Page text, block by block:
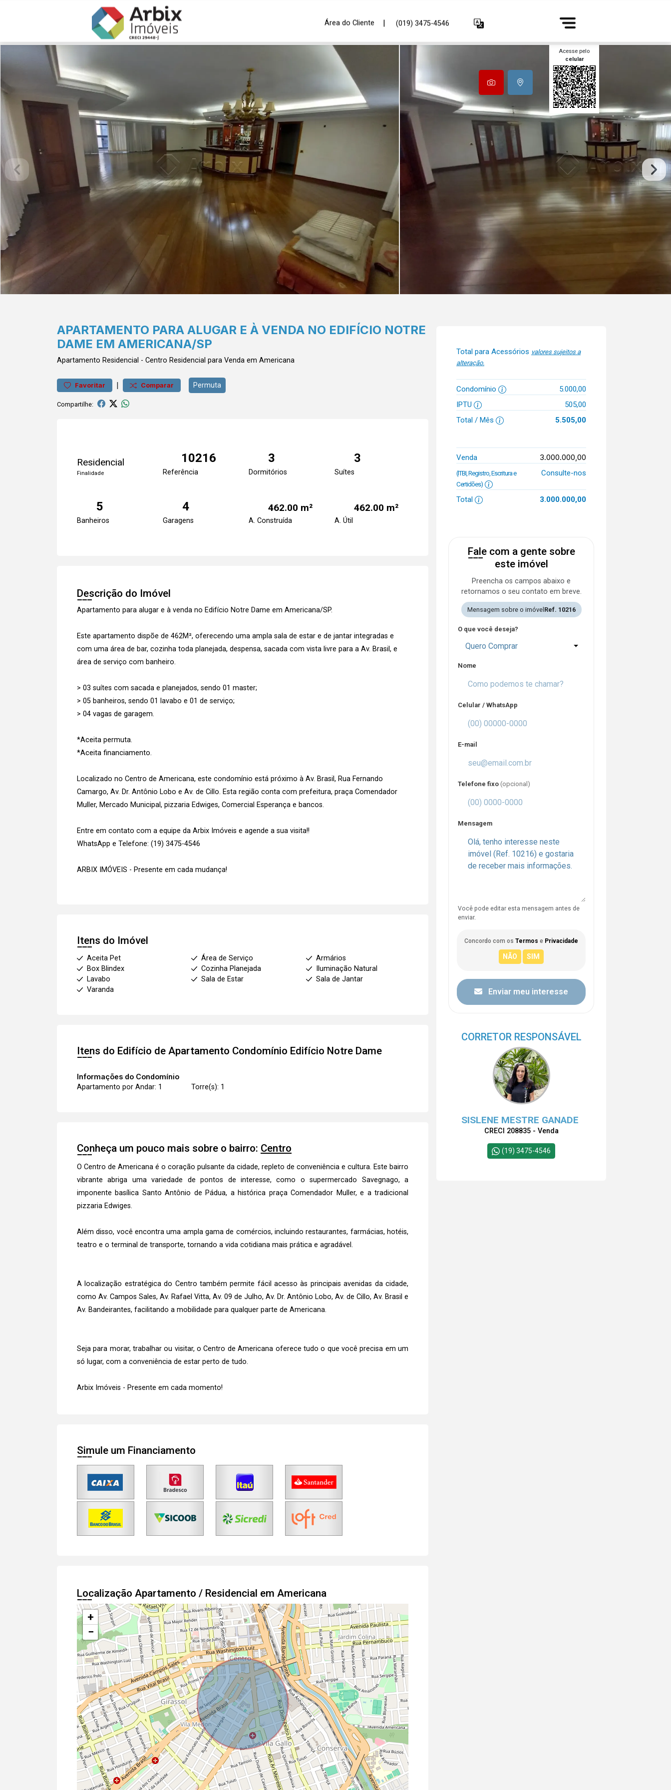
Área do Cliente | (019) 3475-4546
Acesse pelo
celular
APARTAMENTO PARA ALUGAR E À VENDA NO EDIFÍCIO NOTRE
DAME EM AMERICANA/SP
Apartamento Residencial - Centro Residencial para Venda em Americana
Favoritar | Comparar Permuta
Compartilhe:
Residencial
Finalidade
10216
Referência
3
Dormitórios
3
Suítes
5
Banheiros
4
Garagens
462.00 m²
A. Construída
462.00 m²
A. Útil
Descrição do Imóvel
Apartamento para alugar e à venda no Edifício Notre Dame em Americana/SP.
Este apartamento dispõe de 462M², oferecendo uma ampla sala de estar e de jantar integradas e
com uma área de bar, cozinha toda planejada, despensa, sacada com vista livre para a Av. Brasil, e
área de serviço com banheiro.
> 03 suítes com sacada e planejados, sendo 01 master;
> 05 banheiros, sendo 01 lavabo e 01 de serviço;
> 04 vagas de garagem.
*Aceita permuta.
*Aceita financiamento.
Localizado no Centro de Americana, este condomínio está próximo à Av. Brasil, Rua Fernando
Camargo, Av. Dr. Antônio Lobo e Av. de Cillo. Esta região conta com prefeitura, praça Comendador
Muller, Mercado Municipal, pizzaria Edwiges, Comercial Esperança e bancos.
Entre em contato com a equipe da Arbix Imóveis e agende a sua visita!!
WhatsApp e Telefone: (19) 3475-4546
ARBIX IMÓVEIS - Presente em cada mudança!
Itens do Imóvel
Aceita Pet Área de Serviço
Armários
Box Blindex
Cozinha Planejada
Iluminação Natural
Lavabo
Sala de Estar
Sala de Jantar
Varanda
Itens do Edifício de Apartamento Condomínio Edifício Notre Dame
Informações do Condomínio
Apartamento por Andar: 1
Torre(s): 1
Conheça um pouco mais sobre o bairro: Centro
O Centro de Americana é o coração pulsante da cidade, repleto de conveniência e cultura. Este bairro
vibrante abriga uma variedade de pontos de interesse, como o supermercado Savegnago, a
imponente basílica Santo Antônio de Pádua, a histórica praça Comendador Muller, e a tradicional
pizzaria Edwiges.
Além disso, você encontra uma ampla gama de comércios, incluindo restaurantes, farmácias, hotéis,
teatro e o terminal de transporte, tornando a vida cotidiana mais prática e agradável.
A localização estratégica do Centro também permite fácil acesso às principais avenidas da cidade,
como Av. Campos Sales, Av. Rafael Vitta, Av. 09 de Julho, Av. Dr. Antônio Lobo, Av. de Cillo, Av. Brasil e
Av. Bandeirantes, facilitando a mobilidade para qualquer parte de Americana.
Seja para morar, trabalhar ou visitar, o Centro de Americana oferece tudo o que você precisa em um
só lugar, com a conveniência de estar perto de tudo.
Arbix Imóveis - Presente em cada momento!
Simule um Financiamento
Localização Apartamento / Residencial em Americana
+
−
Total para Acessórios valores sujeitos a
alteração.
Condomínio
5.000,00
IPTU
505,00
Total / Mês
5.505,00
Venda 3.000.000,00
(ITBI, Registro, Escritura e
Certidões)
Consulte-nos
Total 3.000.000,00
Fale com a gente sobre
este imóvel
Preencha os campos abaixo e
retornamos o seu contato em breve.
Mensagem sobre o imóvel Ref. 10216
O que você deseja?
Quero Comprar
Nome
Celular / WhatsApp
E-mail
Telefone fixo (opcional)
Mensagem
Você pode editar esta mensagem antes de
enviar.
Concordo com os Termos e Privacidade
Enviar meu interesse
CORRETOR RESPONSÁVEL
SISLENE MESTRE GANADE
CRECI 208835 - Venda
(19) 3475-4546